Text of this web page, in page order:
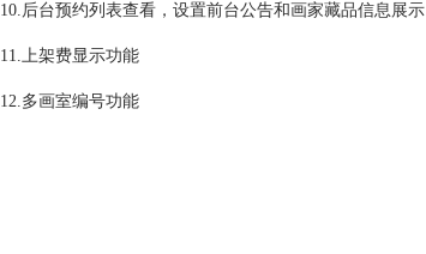
10.后台预约列表查看，设置前台公告和画家藏品信息展示
11.上架费显示功能
12.多画室编号功能